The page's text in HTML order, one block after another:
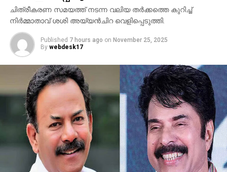
ചിത്രീകരണ സമയത്ത് നടന്ന വലിയ തര്‍ക്കത്തെ കുറിച്ച്
നിര്‍മ്മാതാവ് ശശി അയ്യന്‍ചിറ വെളിപ്പെടുത്തി.
Published 7 hours ago on November 25, 2025
By webdesk17